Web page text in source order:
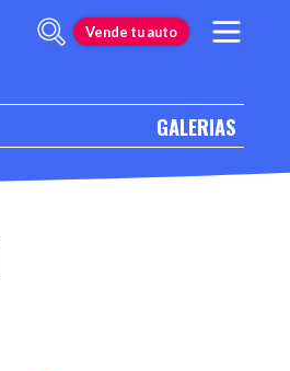
Vende tu auto
GALERIAS